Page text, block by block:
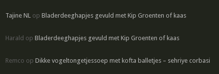
Tajine NL opBladerdeeghapjes gevuld met Kip Groenten of kaas
Harald opBladerdeeghapjes gevuld met Kip Groenten of kaas
Remco opDikke vogeltongetjessoep met kofta balletjes – sehriye corbasi